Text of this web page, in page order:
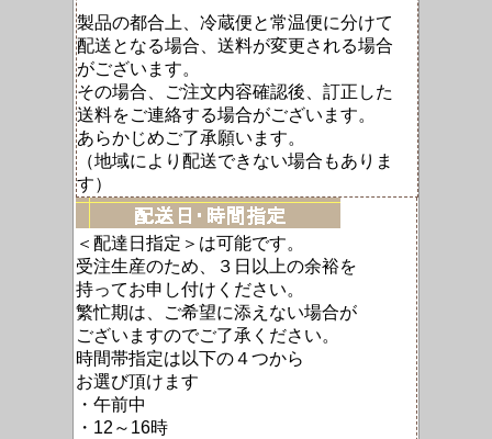
製品の都合上、冷蔵便と常温便に分けて
配送となる場合、送料が変更される場合
がございます。
その場合、ご注文内容確認後、訂正した
送料をご連絡する場合がございます。
あらかじめご了承願います。
（地域により配送できない場合もありま
す）
＜配達日指定＞は可能です。
受注生産のため、
３日以上の余裕を
持ってお申し付けください。
繁忙期は、ご希望に添えない場合が
ございますのでご了承ください。
時間帯指定は以下の４つから
お選び頂けます
・午前中
・12～16時